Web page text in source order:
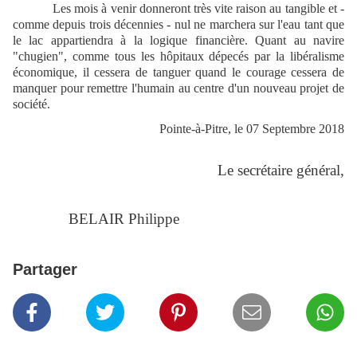
Les mois à venir donneront très vite raison au tangible et -
comme depuis trois décennies - nul ne marchera sur l'eau tant que
le lac appartiendra à la logique financière. Quant au navire
"chugien", comme tous les hôpitaux dépecés par la libéralisme
économique, il cessera de tanguer quand le courage cessera de
manquer pour remettre l'humain au centre d'un nouveau projet de
société.
Pointe-à-Pitre, le 07 Septembre 2018
Le secrétaire général,
BELAIR Philippe
Partager